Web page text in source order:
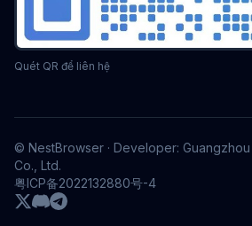
Quét QR để liên hệ
© NestBrowser · Developer:
Co., Ltd.
粤ICP备2022132880号-4